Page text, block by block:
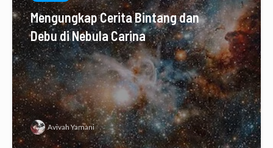
Mengungkap Cerita Bintang dan
Debu di Nebula Carina
Avivah Yamani